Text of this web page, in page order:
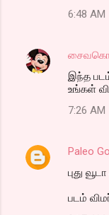
6:48 AM
இந்த
உங்கள்
7:26 AM
Paleo
புது
படம்